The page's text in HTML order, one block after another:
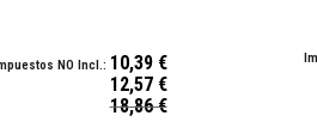
12,57 €
10,39 €
18,86 €